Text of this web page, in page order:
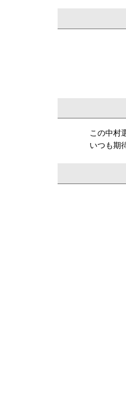
この中村
いつも期